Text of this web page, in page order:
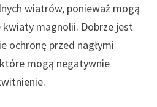
wiatrów, ponieważ mogą
magnolii. Dobrze jest
ochronę przed nagłymi
mogą negatywnie